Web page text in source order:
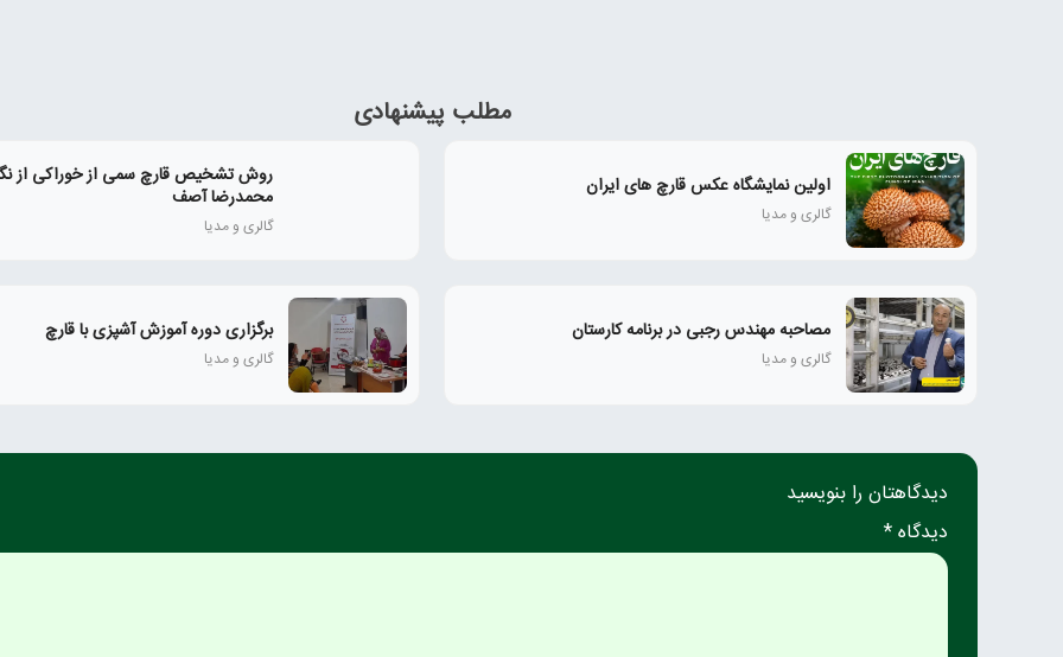
مطلب پیشنهادی
اولین نمایشگاه عکس قارچ های ایران
گالری و مدیا
روش تشخیص قارچ سمی از خوراکی از
محمدرضا آصف
گالری و مدیا
مصاحبه مهندس رجبی در برنامه کارستان
گالری و مدیا
برگزاری دوره آموزش آشپزی با قارچ
گالری و مدیا
دیدگاهتان را بنویسید
دیدگاه *